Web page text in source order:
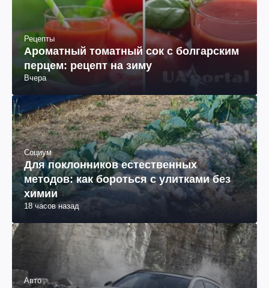
Рецепты
Ароматный томатный сок с болгарским
перцем: рецепт на зиму
Вчера
Социум
Для поклонников естественных
методов: как бороться с улитками без
химии
18 часов назад
Авто